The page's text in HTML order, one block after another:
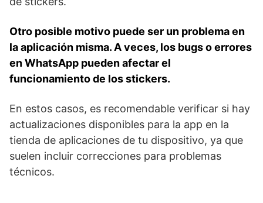
Otro posible motivo puede ser un problema en
la aplicación misma. A veces, los bugs​ o errores
en WhatsApp pueden afectar el
funcionamiento⁢ de⁣ los‌ stickers.
En estos casos, es recomendable verificar si hay
actualizaciones disponibles para la app en la
tienda de aplicaciones de tu dispositivo, ya que
suelen incluir correcciones para problemas
técnicos.